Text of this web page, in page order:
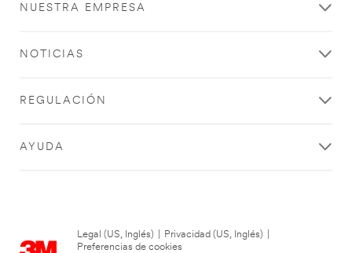
NUESTRA EMPRESA
NOTICIAS
REGULACIÓN
AYUDA
Legal (US, Inglés) Privacidad (US, Inglés)
Preferencias de cookies